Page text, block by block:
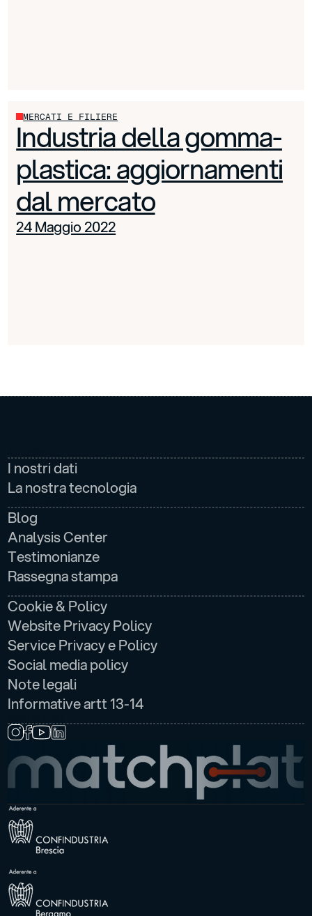
MERCATI E FILIERE
Industria della gomma-
plastica: aggiornamenti
dal mercato
24 Maggio 2022
I nostri dati
La nostra tecnologia
Blog
Analysis Center
Testimonianze
Rassegna stampa
Cookie & Policy
Website Privacy Policy
Service Privacy e Policy
Social media policy
Note legali
Informative artt 13-14